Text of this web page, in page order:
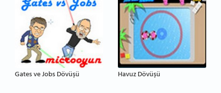
Gates ve Jobs Dövüşü Havuz Dövüşü